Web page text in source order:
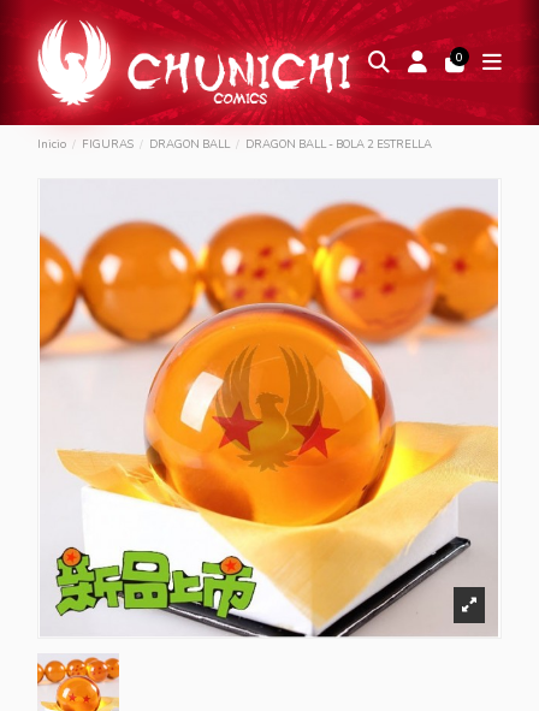
0
Inicio FIGURAS DRAGON BALL DRAGON BALL - BOLA 2 ESTRELLA